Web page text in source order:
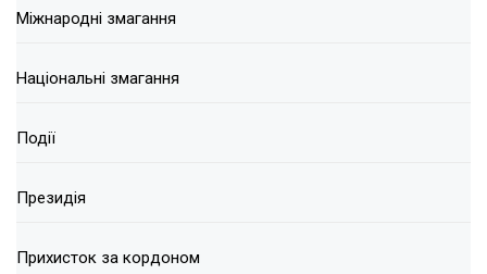
Міжнародні змагання
Національні змагання
Події
Президія
Прихисток за кордоном